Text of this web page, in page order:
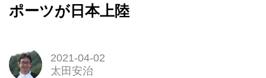
ポーツが日本上陸
2021-04-02
太田安治